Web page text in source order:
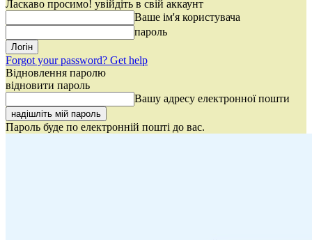
Ласкаво просимо! увійдіть в свій аккаунт
Ваше ім'я користувача
пароль
Forgot your password? Get help
Відновлення паролю
відновити пароль
Вашу адресу електронної пошти
Пароль буде по електронній пошті до вас.